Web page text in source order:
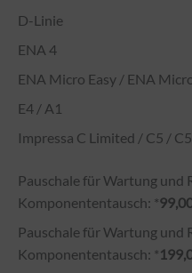
D-Linie
ENA 4
ENA Micro Easy / ENA
E4 / A1
Impressa C Limited / C5 /
Pauschale für Wartung und
Komponententausch: *
Pauschale für Wartung und
Komponententausch: *